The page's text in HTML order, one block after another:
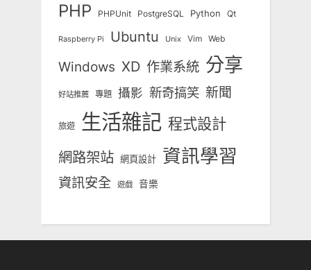
PHP PHPUnit PostgreSQL Python Qt
Raspberry Pi Ubuntu Unix Vim Web
Windows XD 作業系統 分享
好站推薦 專題 攝影 新奇搞笑 新聞
旅遊 生活雜記 程式設計
網路架站 網頁設計 資訊學習
資訊安全 遊戲 音樂